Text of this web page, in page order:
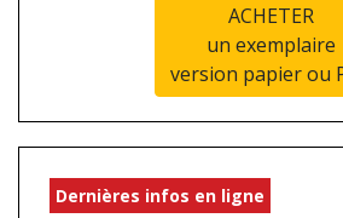
ACHETER
un exemplaire
version papier ou
Dernières infos en ligne